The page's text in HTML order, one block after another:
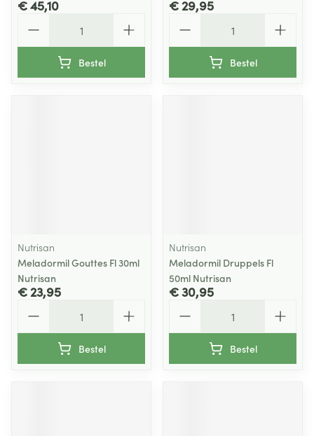
€ 45,10
Bestel
€ 29,95
Bestel
Nutrisan
Meladormil Gouttes Fl 30ml
Nutrisan
€ 23,95
Bestel
Nutrisan
Meladormil Druppels Fl
50ml Nutrisan
€ 30,95
Bestel